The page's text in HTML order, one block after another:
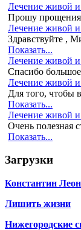
Лечение живой
Прошу прощения
Лечение живой
Здравствуйте ,
Показать...
Лечение живой
Спасибо
Лечение живой
Для того, чтобы
Показать...
Лечение живой
Очень полезная
Показать...
Загрузки
Константин
Лишить жизни
Нижегородские